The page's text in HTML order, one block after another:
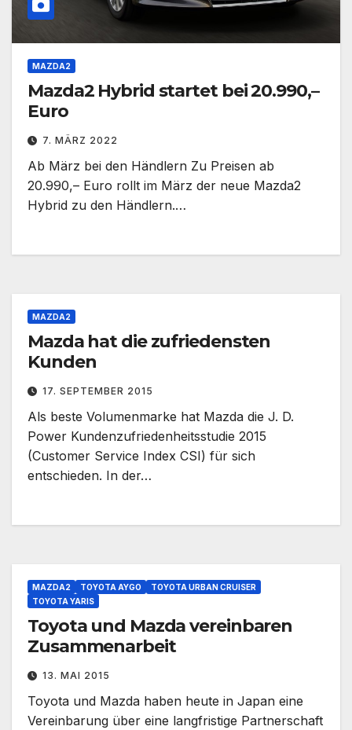
MAZDA2
Mazda2 Hybrid startet bei 20.990,–
Euro
7. MÄRZ 2022
Ab März bei den Händlern Zu Preisen ab
20.990,– Euro rollt im März der neue Mazda2
Hybrid zu den Händlern.…
MAZDA2
Mazda hat die zufriedensten
Kunden
17. SEPTEMBER 2015
Als beste Volumenmarke hat Mazda die J. D.
Power Kundenzufriedenheitsstudie 2015
(Customer Service Index CSI) für sich
entschieden. In der…
MAZDA2 TOYOTA AYGO
TOYOTA URBAN CRUISER
TOYOTA YARIS
Toyota und Mazda vereinbaren
Zusammenarbeit
13. MAI 2015
Toyota und Mazda haben heute in Japan eine
Vereinbarung über eine langfristige Partnerschaft